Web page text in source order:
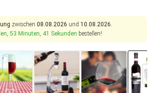
zwischen 08.08.2026 und 10.08.2026.
53 Minuten, 41 Sekunden bestellen!